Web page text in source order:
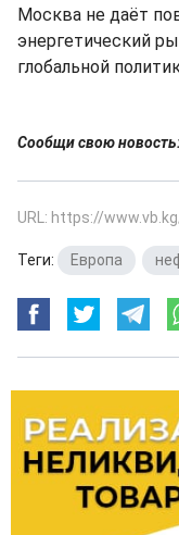
Москва не даёт
энергетический
глобальной
Сообщи свою
URL: https://
Теги: Европа